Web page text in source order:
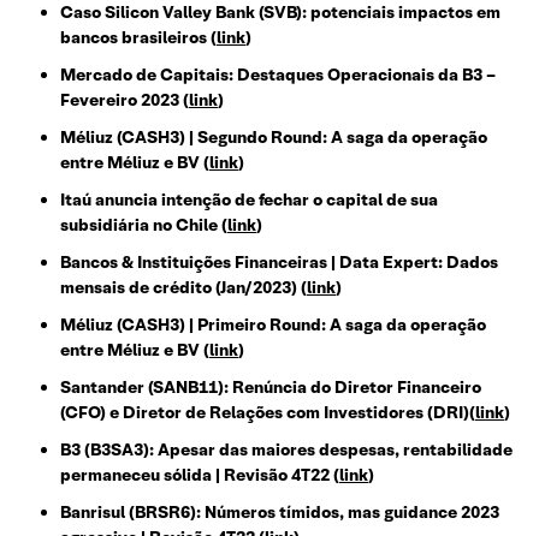
Caso Silicon Valley Bank (SVB): potenciais impactos em
bancos brasileiros (link)
Mercado de Capitais: Destaques Operacionais da B3 –
Fevereiro 2023 (link)
Méliuz (CASH3) | Segundo Round: A saga da operação
entre Méliuz e BV (link)
Itaú anuncia intenção de fechar o capital de sua
subsidiária no Chile (link)
Bancos & Instituições Financeiras | Data Expert: Dados
mensais de crédito (Jan/2023) (link)
Méliuz (CASH3) | Primeiro Round: A saga da operação
entre Méliuz e BV (link)
Santander (SANB11): Renúncia do Diretor Financeiro
(CFO) e Diretor de Relações com Investidores (DRI)(link)
B3 (B3SA3): Apesar das maiores despesas, rentabilidade
permaneceu sólida | Revisão 4T22 (link)
Banrisul (BRSR6): Números tímidos, mas guidance 2023